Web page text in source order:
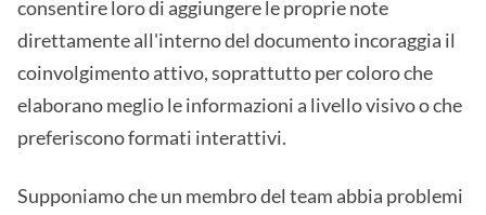
consentire loro di aggiungere le proprie note
direttamente all'interno del documento incoraggia il
coinvolgimento attivo, soprattutto per coloro che
elaborano meglio le informazioni a livello visivo o che
preferiscono formati interattivi.
Supponiamo che un membro del team abbia problemi